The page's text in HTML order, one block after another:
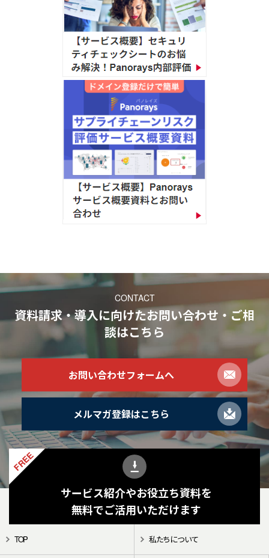
CONTACT
資料請求・導入に向けたお問い合わせ・ご相
談はこちら
お問い合わせフォームへ
メルマガ登録はこちら
FREE
サービス紹介やお役立ち資料を
無料でご活用いただけます
TOP 私たちについて